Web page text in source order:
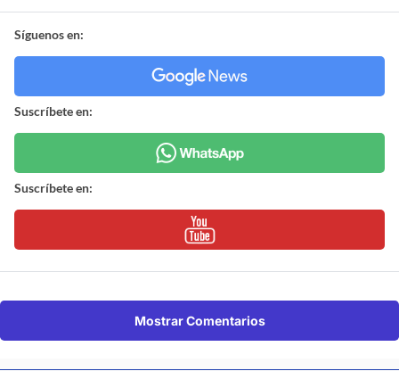
Síguenos en:
Suscríbete en:
Suscríbete en:
Mostrar Comentarios